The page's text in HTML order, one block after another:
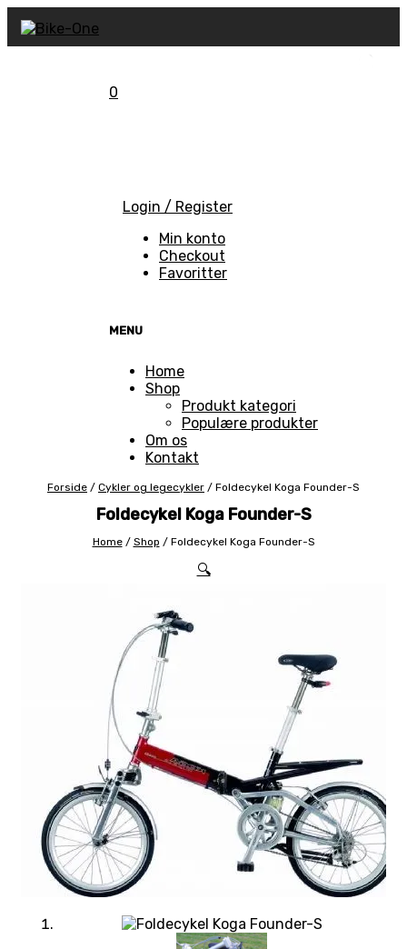
0
Login / Register
Min konto
Checkout
Favoritter
MENU
content
Home
Shop
Produkt kategori
Populære produkter
Om os
Kontakt
Forside / Cykler og legecykler / Foldecykel Koga Founder-S
Foldecykel Koga Founder-S
Home/ Shop / Foldecykel Koga Founder-S
🔍